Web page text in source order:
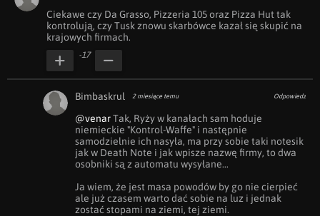
Ciekawe czy Da Grasso, Pizzeria 105 oraz Pizza Hut tak
kontrolują, czy Tusk znowu skarbówce kazał się skupić na
krajowych firmach.
-17
Bimbaskrul 2 miesiące temu Odpowiedz
@venar Tak, Ryży w kanałach sam hoduje
niemieckie "Kontrol-Waffe" i następnie
samodzielnie ich nasyła, ma przy sobie taki notesik
jak w Death Note i jak wpisze nazwę firmy, to dwa
osobniki są z automatu wysyłane...
Ja wiem, że jest masa powodów by go nie cierpieć
ale już czasem warto dać sobie na luz i jednak
zostać stopami na ziemi, tej ziemi.